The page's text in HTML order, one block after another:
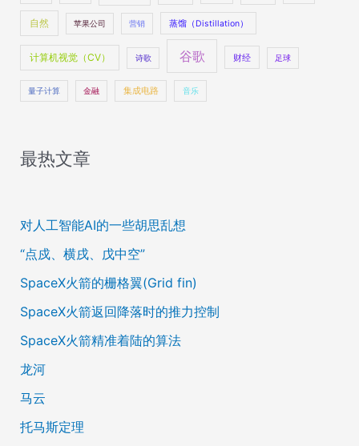
自然 苹果公司 营销 蒸馏（Distillation）
计算机视觉（CV） 诗歌 谷歌 财经 足球
量子计算 金融 集成电路 音乐
最热文章
对人工智能AI的一些胡思乱想
“点戍、横戌、戊中空”
SpaceX火箭的栅格翼(Grid fin)
SpaceX火箭返回降落时的推力控制
SpaceX火箭精准着陆的算法
龙河
马云
托马斯定理